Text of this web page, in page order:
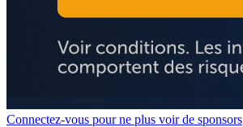
Connectez-vous pour ne plus voir de sponsors